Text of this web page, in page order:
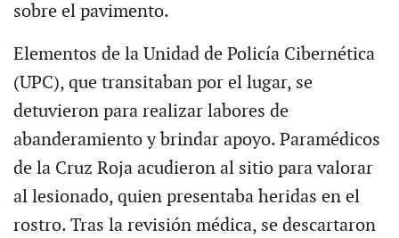
sobre el pavimento.
Elementos de la Unidad de Policía Cibernética
(UPC), que transitaban por el lugar, se
detuvieron para realizar labores de
abanderamiento y brindar apoyo. Paramédicos
de la Cruz Roja acudieron al sitio para valorar
al lesionado, quien presentaba heridas en el
rostro. Tras la revisión médica, se descartaron